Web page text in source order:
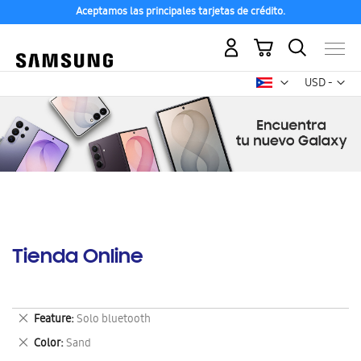
Aceptamos las principales tarjetas de crédito.
USD -
dólar
Mi carrito
Tienda Online
Feature Solo bluetooth
Eliminar
este
artículo
Color Sand
Eliminar